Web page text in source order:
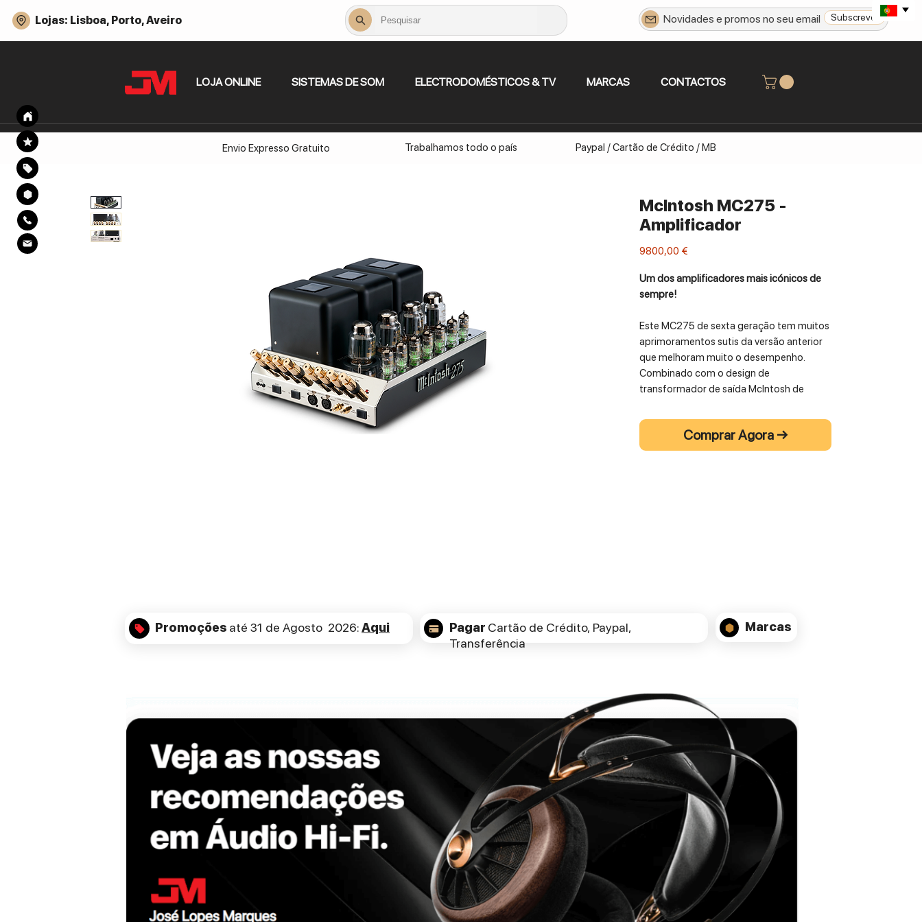
Subscrever
LOJA ONLINE SISTEMAS DE SOM ELECTRODOMÉSTICOS & TV MARCAS CONTACTOS
Lojas: Lisboa, Porto, Aveiro
Envio Expresso Gratuito Trabalhamos todo o país Paypal / Cartão de Crédito / MB
McIntosh MC275 -
Amplificador
9800,00 €
Um dos amplificadores mais icónicos de
sempre!
Este MC275 de sexta geração tem muitos
aprimoramentos sutis da versão anterior
que melhoram muito o desempenho.
Combinado com o design de
transformador de saída McIntosh de
possui controle de graves mais forte e
design de circuito termicamente
silencioso. O resultado é pura música.
Comprar Agora →
Promoções até 31 de Agosto 2026:Aqui Pagar Cartão de Crédito, Paypal,
Transferência
Marcas